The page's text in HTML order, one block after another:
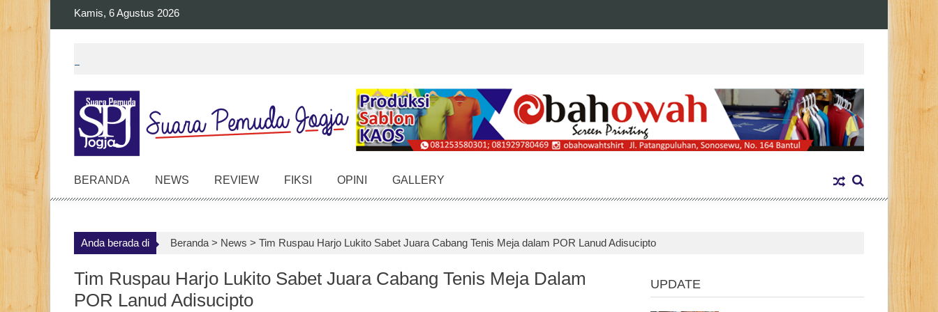
Kamis, 6 Agustus 2026
BERANDA NEWS REVIEW FIKSI OPINI GALLERY
Anda berada di Beranda > News > Tim Ruspau Harjo Lukito Sabet Juara Cabang Tenis Meja dalam POR Lanud Adisucipto
Tim Ruspau Harjo Lukito Sabet Juara Cabang Tenis Meja Dalam
POR Lanud Adisucipto
UPDATE